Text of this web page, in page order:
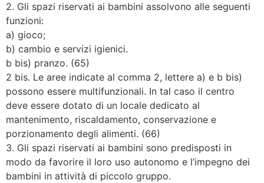
2. Gli spazi riservati ai bambini assolvono alle seguenti
funzioni:
a) gioco;
b) cambio e servizi igienici.
b bis) pranzo. (65)
2 bis. Le aree indicate al comma 2, lettere a) e b bis)
possono essere multifunzionali. In tal caso il centro
deve essere dotato di un locale dedicato al
mantenimento, riscaldamento, conservazione e
porzionamento degli alimenti. (66)
3. Gli spazi riservati ai bambini sono predisposti in
modo da favorire il loro uso autonomo e l’impegno dei
bambini in attività di piccolo gruppo.